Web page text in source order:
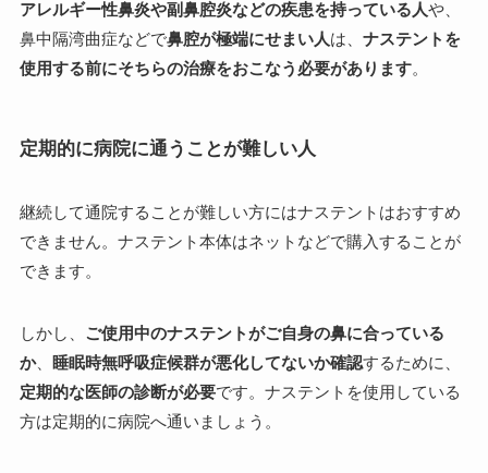
アレルギー性鼻炎や副鼻腔炎などの疾患を持っている人や、
鼻中隔湾曲症などで鼻腔が極端にせまい人は、 ナステントを
使用する前にそちらの治療をおこなう必要があります。
定期的に病院に通うことが難しい人
継続して通院することが難しい方にはナステントはおすすめ
できません。ナステント本体はネットなどで購入することが
できます。
しかし、 ご使用中のナステントがご自身の鼻に合っている
か、 睡眠時無呼吸症候群が悪化してないか確認するために、
定期的な医師の診断が必要です。ナステントを使用している
方は定期的に病院へ通いましょう。